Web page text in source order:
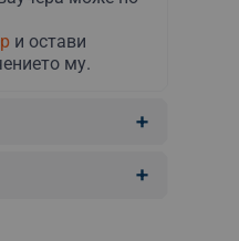
и остави
му.